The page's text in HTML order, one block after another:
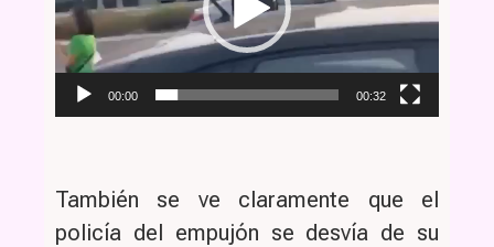
00:00 00:32
También se ve claramente que el
policía del empujón se desvía de su